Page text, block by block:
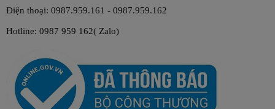
Điện thoại: 0987.959.161 - 0987.959.162
Hotline: 0987 959 162( Zalo)